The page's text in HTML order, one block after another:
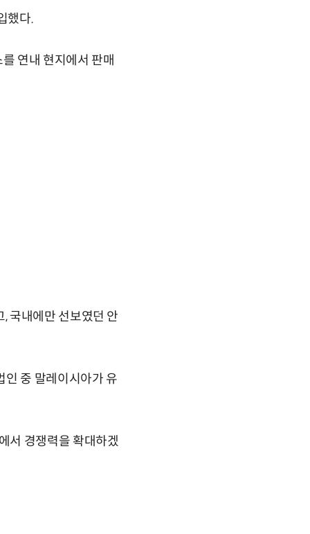
했다.
연내 현지에서 판매
국내에만 선보였던 안
인 중 말레이시아가 유
서 경쟁력을 확대하겠